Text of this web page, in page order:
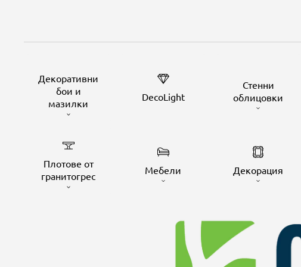
Декоративни
бои и
мазилки
DecoLight
Стенни
облицовки
Плотове от
гранитогрес
Мебели Декорация